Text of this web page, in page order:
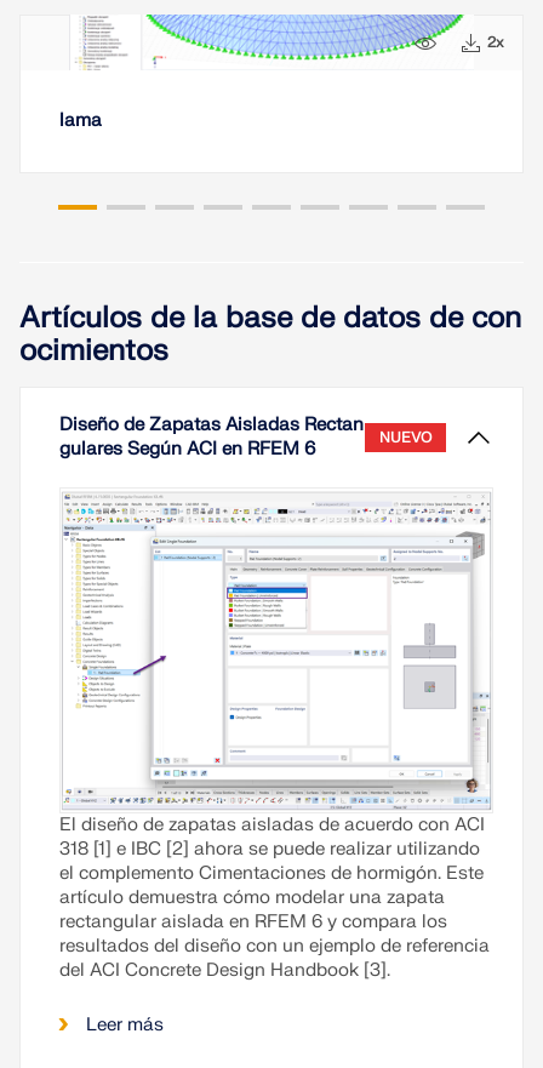
2x
lama
Artículos de la base de datos de con
ocimientos
Diseño de Zapatas Aisladas Rectan
gulares Según ACI en RFEM 6
NUEVO
El diseño de zapatas aisladas de acuerdo con ACI
318 [1] e IBC [2] ahora se puede realizar utilizando
el complemento Cimentaciones de hormigón. Este
artículo demuestra cómo modelar una zapata
rectangular aislada en RFEM 6 y compara los
resultados del diseño con un ejemplo de referencia
del ACI Concrete Design Handbook [3].
Leer más